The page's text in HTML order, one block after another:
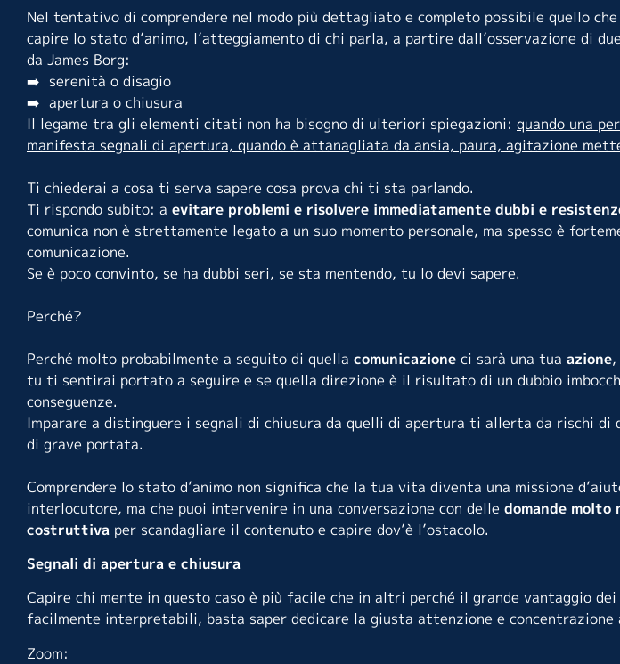
Nel tentativo di comprendere nel modo più dettagliato e completo possibile quello
capire lo stato d’animo, l’atteggiamento di chi parla, a partire dall’osservazione di
da James Borg:
➡️ serenità o disagio
➡️ apertura o chiusura
Il legame tra gli elementi citati non ha bisogno di ulteriori spiegazioni: quando una
manifesta segnali di apertura, quando è attanagliata da ansia, paura, agitazione
Ti chiederai a cosa ti serva sapere cosa prova chi ti sta parlando.
Ti rispondo subito: a evitare problemi e risolvere immediatamente dubbi e
comunica non è strettamente legato a un suo momento personale, ma spesso è
comunicazione.
Se è poco convinto, se ha dubbi seri, se sta mentendo, tu lo devi sapere.
Perché?
Perché molto probabilmente a seguito di quella comunicazione ci sarà una tua azione
tu ti sentirai portato a seguire e se quella direzione è il risultato di un dubbio
conseguenze.
Imparare a distinguere i segnali di chiusura da quelli di apertura ti allerta da rischi di
di grave portata.
Comprendere lo stato d’animo non significa che la tua vita diventa una missione
interlocutore, ma che puoi intervenire in una conversazione con delle domande
costruttiva per scandagliare il contenuto e capire dov’è l’ostacolo.
Segnali di apertura e chiusura
Capire chi mente in questo caso è più facile che in altri perché il grande vantaggio
facilmente interpretabili, basta saper dedicare la giusta attenzione e concentrazione
Zoom: